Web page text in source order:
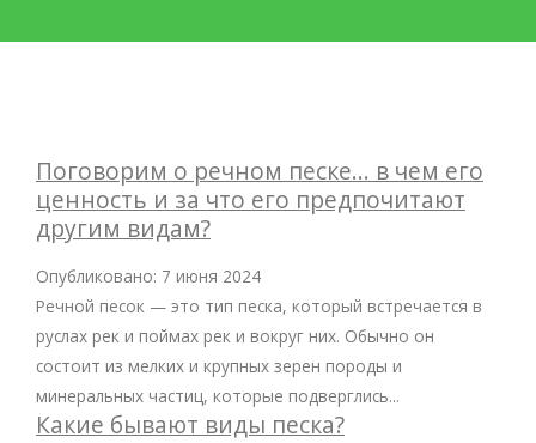
Поговорим о речном песке... в чем его
ценность и за что его предпочитают
другим видам?
Опубликовано: 7 июня 2024
Речной песок — это тип песка, который встречается в
руслах рек и поймах рек и вокруг них. Обычно он
состоит из мелких и крупных зерен породы и
минеральных частиц, которые подверглись...
Какие бывают виды песка?